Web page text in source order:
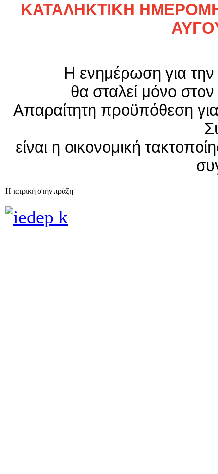
ΚΑΤΑΛΗΚΤΙΚΗ
Η ενημέρωση για
θα σταλεί μόνο
Απαραίτητη προϋπόθεση
είναι η οικονομική
Η ιατρική στην πράξη